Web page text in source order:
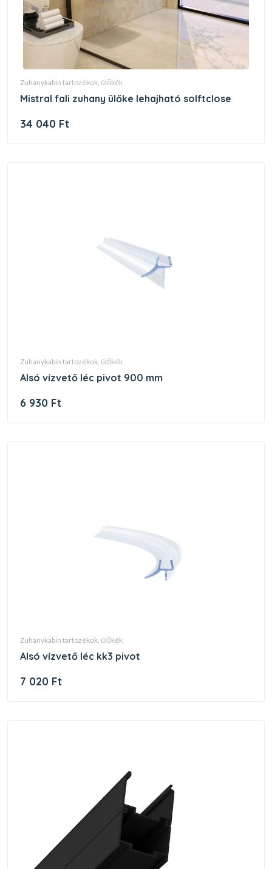
zuhanykabin tartozékok, ülőkék
mistral fali zuhany ülőke lehajható solftclose
34 040 Ft
zuhanykabin tartozékok, ülőkék
alsó vízvető léc pivot 900 mm
6 930 Ft
zuhanykabin tartozékok, ülőkék
alsó vízvető léc kk3 pivot
7 020 Ft